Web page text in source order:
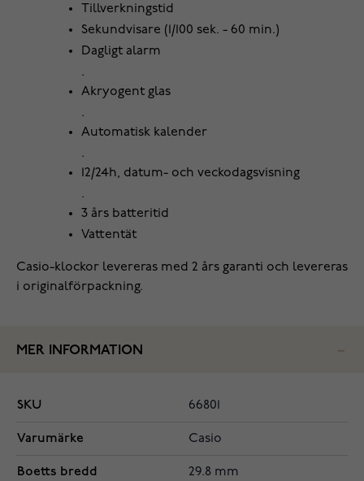
Tillverkningstid
Sekundvisare (1/100 sek. - 60 min.)
Dagligt alarm
.
Akryogent glas
.
Automatisk kalender
.
12/24h, datum- och veckodagsvisning
.
3 års batteritid
Vattentät
Casio-klockor levereras med 2 års garanti och levereras
i originalförpackning.
MER INFORMATION
SKU 66801
Varumärke Casio
Boetts bredd 29.8 mm